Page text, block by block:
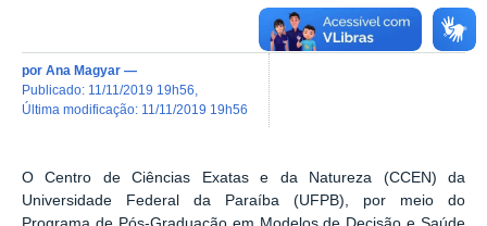
por Ana Magyar —
publicado: 11/11/2019 19h56
última modificação: 11/11/2019 19h56
O Centro de Ciências Exatas e da Natureza (CCEN) da
Universidade Federal da Paraíba (UFPB), por meio do